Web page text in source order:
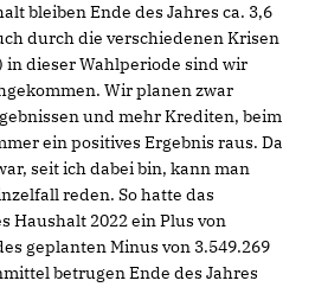
bleiben Ende des Jahres ca. 3,6
durch die verschiedenen Krisen
in dieser Wahlperiode sind wir
Wir planen zwar
und mehr Krediten, beim
ein positives Ergebnis raus. Da
seit ich dabei bin, kann man
reden. So hatte das
Haushalt 2022 ein Plus von
geplanten Minus von 3.549.269
betrugen Ende des Jahres